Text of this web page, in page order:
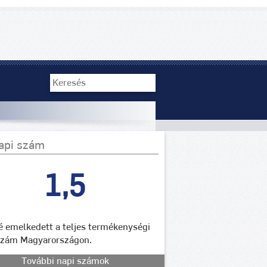
szám
1,5
emelkedett a teljes termékenységi
Magyarországon.
További napi számok